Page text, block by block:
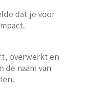
dat je voor
overwerkt en
naam van